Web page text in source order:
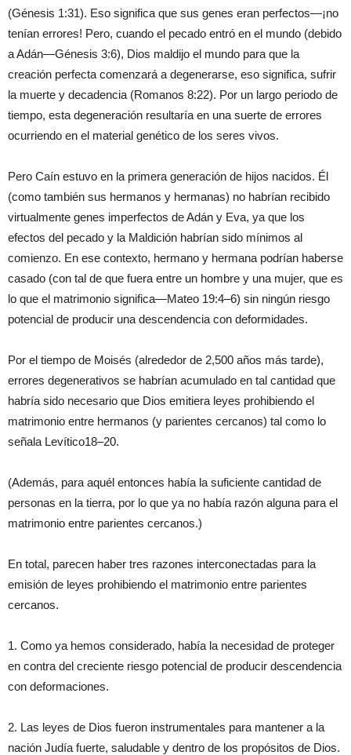
(Génesis 1:31). Eso significa que sus genes eran perfectos—¡no
tenían errores! Pero, cuando el pecado entró en el mundo (debido
a Adán—Génesis 3:6), Dios maldijo el mundo para que la
creación perfecta comenzará a degenerarse, eso significa, sufrir
la muerte y decadencia (Romanos 8:22). Por un largo periodo de
tiempo, esta degeneración resultaría en una suerte de errores
ocurriendo en el material genético de los seres vivos.
Pero Caín estuvo en la primera generación de hijos nacidos. Él
(como también sus hermanos y hermanas) no habrían recibido
virtualmente genes imperfectos de Adán y Eva, ya que los
efectos del pecado y la Maldición habrían sido mínimos al
comienzo. En ese contexto, hermano y hermana podrían haberse
casado (con tal de que fuera entre un hombre y una mujer, que es
lo que el matrimonio significa—Mateo 19:4–6) sin ningún riesgo
potencial de producir una descendencia con deformidades.
Por el tiempo de Moisés (alrededor de 2,500 años más tarde),
errores degenerativos se habrían acumulado en tal cantidad que
habría sido necesario que Dios emitiera leyes prohibiendo el
matrimonio entre hermanos (y parientes cercanos) tal como lo
señala Levítico18–20.
(Además, para aquél entonces había la suficiente cantidad de
personas en la tierra, por lo que ya no había razón alguna para el
matrimonio entre parientes cercanos.)
En total, parecen haber tres razones interconectadas para la
emisión de leyes prohibiendo el matrimonio entre parientes
cercanos.
1. Como ya hemos considerado, había la necesidad de proteger
en contra del creciente riesgo potencial de producir descendencia
con deformaciones.
2. Las leyes de Dios fueron instrumentales para mantener a la
nación Judía fuerte, saludable y dentro de los propósitos de Dios.